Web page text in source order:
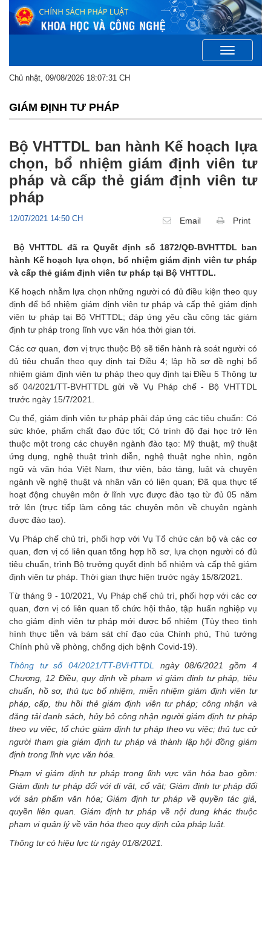
Toggle
navigation
Chủ nhật, 09/08/2026 18:07:31 CH
GIÁM ĐỊNH TƯ PHÁP
Bộ VHTTDL ban hành Kế hoạch lựa
chọn, bổ nhiệm giám định viên tư
pháp và cấp thẻ giám định viên tư
pháp
12/07/2021 14:50 CH Email Print
Bộ VHTTDL đã ra Quyết định số 1872/QĐ-BVHTTDL ban
hành Kế hoạch lựa chọn, bổ nhiệm giám định viên tư pháp
và cấp thẻ giám định viên tư pháp tại Bộ VHTTDL.
Kế hoạch nhằm lựa chọn những người có đủ điều kiện theo quy
định để bổ nhiệm giám định viên tư pháp và cấp thẻ giám định
viên tư pháp tại Bộ VHTTDL; đáp ứng yêu cầu công tác giám
định tư pháp trong lĩnh vực văn hóa thời gian tới.
Các cơ quan, đơn vị trực thuộc Bộ sẽ tiến hành rà soát người có
đủ tiêu chuẩn theo quy định tại Điều 4; lập hồ sơ đề nghị bổ
nhiệm giám định viên tư pháp theo quy định tại Điều 5 Thông tư
số 04/2021/TT-BVHTTDL gửi về Vụ Pháp chế - Bộ VHTTDL
trước ngày 15/7/2021.
Cụ thể, giám định viên tư pháp phải đáp ứng các tiêu chuẩn: Có
sức khỏe, phẩm chất đạo đức tốt; Có trình độ đại học trở lên
thuộc một trong các chuyên ngành đào tạo: Mỹ thuật, mỹ thuật
ứng dụng, nghệ thuật trình diễn, nghệ thuật nghe nhìn, ngôn
ngữ và văn hóa Việt Nam, thư viện, bảo tàng, luật và chuyên
ngành về nghệ thuật và nhân văn có liên quan; Đã qua thực tế
hoạt động chuyên môn ở lĩnh vực được đào tạo từ đủ 05 năm
trở lên (trực tiếp làm công tác chuyên môn về chuyên ngành
được đào tạo).
Vụ Pháp chế chủ trì, phối hợp với Vụ Tổ chức cán bộ và các cơ
quan, đơn vị có liên quan tổng hợp hồ sơ, lựa chọn người có đủ
tiêu chuẩn, trình Bộ trưởng quyết định bổ nhiệm và cấp thẻ giám
định viên tư pháp. Thời gian thực hiện trước ngày 15/8/2021.
Từ tháng 9 - 10/2021, Vụ Pháp chế chủ trì, phối hợp với các cơ
quan, đơn vị có liên quan tổ chức hội thảo, tập huấn nghiệp vụ
cho giám định viên tư pháp mới được bổ nhiệm (Tùy theo tình
hình thực tiễn và bám sát chỉ đạo của Chính phủ, Thủ tướng
Chính phủ về phòng, chống dịch bệnh Covid-19).
Thông tư số 04/2021/TT-BVHTTDL
ngày 08/6/2021 gồm 4
Chương, 12 Điều, quy định về phạm vi giám định tư pháp, tiêu
chuẩn, hồ sơ, thủ tục bổ nhiệm, miễn nhiệm giám định viên tư
pháp, cấp, thu hồi thẻ giám định viên tư pháp; công nhận và
đăng tải danh sách, hủy bỏ công nhận người giám định tư pháp
theo vụ việc, tổ chức giám định tư pháp theo vụ việc; thủ tục cử
người tham gia giám định tư pháp và thành lập hội đồng giám
định trong lĩnh vực văn hóa.
Phạm vi giám định tư pháp trong lĩnh vực văn hóa bao gồm:
Giám định tư pháp đối với di vật, cổ vật; Giám định tư pháp đối
với sản phẩm văn hóa; Giám định tư pháp về quyền tác giả,
quyền liên quan. Giám định tư pháp về nội dung khác thuộc
phạm vi quản lý về văn hóa theo quy định của pháp luật.
Thông tư có hiệu lực từ ngày 01/8/2021.